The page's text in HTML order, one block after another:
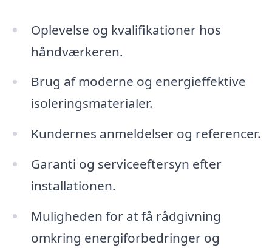
Oplevelse og kvalifikationer hos
håndværkeren.
Brug af moderne og energieffektive
isoleringsmaterialer.
Kundernes anmeldelser og referencer.
Garanti og serviceeftersyn efter
installationen.
Muligheden for at få rådgivning
omkring energiforbedringer og